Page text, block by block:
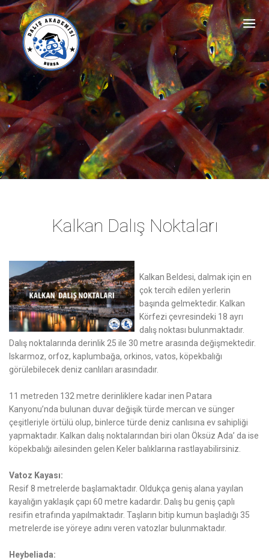
Kalkan Dalış Noktaları
Kalkan Beldesi, dalmak için en
çok tercih edilen yerlerin
başında gelmektedir. Kalkan
Körfezi çevresindeki 18 ayrı
dalış noktası bulunmaktadır.
Dalış noktalarında derinlik 25 ile 30 metre arasında değişmektedir.
Iskarmoz, orfoz, kaplumbağa, orkinos, vatos, köpekbalığı
görülebilecek deniz canlıları arasındadır.
11 metreden 132 metre derinliklere kadar inen Patara
Kanyonu’nda bulunan duvar değişik türde mercan ve sünger
çeşitleriyle örtülü olup, binlerce türde deniz canlısına ev sahipliği
yapmaktadır. Kalkan dalış noktalarından biri olan Öksüz Ada’ da ise
köpekbalığı ailesinden gelen Keler balıklarına rastlayabilirsiniz.
Vatoz Kayası:
Resif 8 metrelerde başlamaktadır. Oldukça geniş alana yayılan
kayalığın yaklaşık çapı 60 metre kadardır. Dalış bu geniş çaplı
resifin etrafında yapılmaktadır. Taşların bitip kumun başladığı 35
metrelerde ise yöreye adını veren vatozlar bulunmaktadır.
Heybeliada: